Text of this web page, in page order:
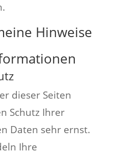
Hinweise
dieser Seiten
Schutz Ihrer
Daten sehr ernst.
Ihre